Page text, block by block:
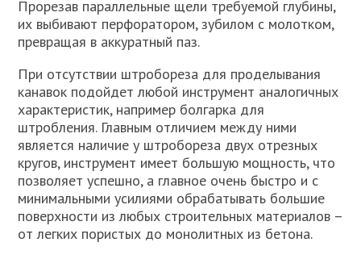
Прорезав параллельные щели требуемой глубины,
их выбивают перфоратором, зубилом с молотком,
превращая в аккуратный паз.
При отсутствии штробореза для проделывания
канавок подойдет любой инструмент аналогичных
характеристик, например болгарка для
штробления. Главным отличием между ними
является наличие у штробореза двух отрезных
кругов, инструмент имеет большую мощность, что
позволяет успешно, а главное очень быстро и с
минимальными усилиями обрабатывать большие
поверхности из любых строительных материалов –
от легких пористых до монолитных из бетона.